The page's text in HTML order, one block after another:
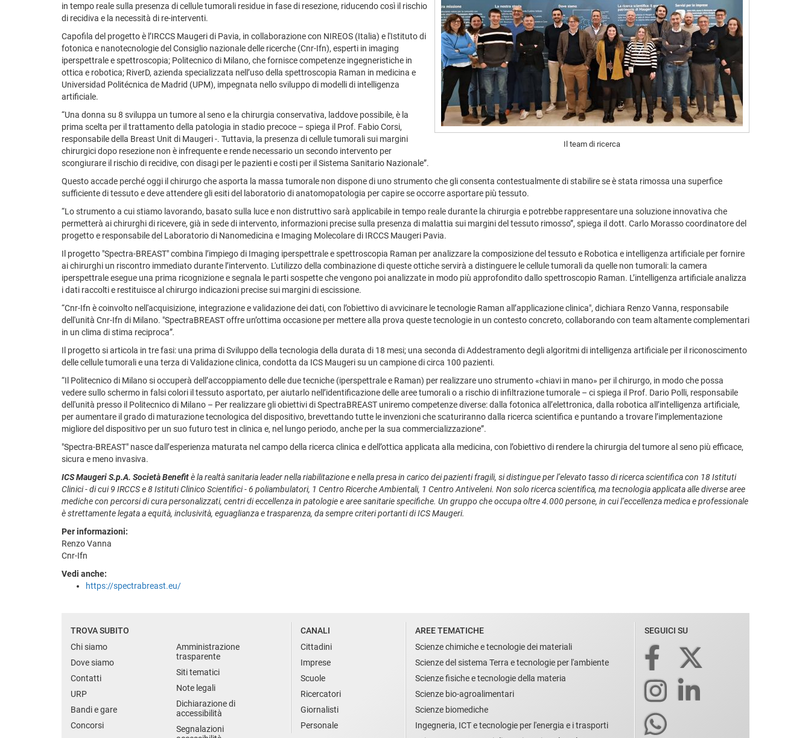
Il team di ricerca
in tempo reale sulla presenza di cellule tumorali residue in fase di resezione, riducendo così il rischio
di recidiva e la necessità di re-interventi.
Capofila del progetto è l’IRCCS Maugeri di Pavia, in collaborazione con NIREOS (Italia) e l'Istituto di
fotonica e nanotecnologie del Consiglio nazionale delle ricerche (Cnr-Ifn), esperti in imaging
iperspettrale e spettroscopia; Politecnico di Milano, che fornisce competenze ingegneristiche in
ottica e robotica; RiverD, azienda specializzata nell’uso della spettroscopia Raman in medicina e
Universidad Politécnica de Madrid (UPM), impegnata nello sviluppo di modelli di intelligenza
artificiale.
“Una donna su 8 sviluppa un tumore al seno e la chirurgia conservativa, laddove possibile, è la
prima scelta per il trattamento della patologia in stadio precoce – spiega il Prof. Fabio Corsi,
responsabile della Breast Unit di Maugeri -. Tuttavia, la presenza di cellule tumorali sui margini
chirurgici dopo resezione non è infrequente e rende necessario un secondo intervento per
scongiurare il rischio di recidive, con disagi per le pazienti e costi per il Sistema Sanitario Nazionale”.
Questo accade perché oggi il chirurgo che asporta la massa tumorale non dispone di uno strumento che gli consenta contestualmente di stabilire se è stata rimossa una superfice
sufficiente di tessuto e deve attendere gli esiti del laboratorio di anatomopatologia per capire se occorre asportare più tessuto.
“Lo strumento a cui stiamo lavorando, basato sulla luce e non distruttivo sarà applicabile in tempo reale durante la chirurgia e potrebbe rappresentare una soluzione innovativa che
permetterà ai chirurghi di ricevere, già in sede di intervento, informazioni precise sulla presenza di malattia sui margini del tessuto rimosso”, spiega il dott. Carlo Morasso coordinatore del
progetto e responsabile del Laboratorio di Nanomedicina e Imaging Molecolare di IRCCS Maugeri Pavia.
Il progetto "Spectra-BREAST" combina l’impiego di Imaging iperspettrale e spettroscopia Raman per analizzare la composizione del tessuto e Robotica e intelligenza artificiale per fornire
ai chirurghi un riscontro immediato durante l’intervento. L'utilizzo della combinazione di queste ottiche servirà a distinguere le cellule tumorali da quelle non tumorali: la camera
iperspettrale esegue una prima ricognizione e segnala le parti sospette che vengono poi analizzate in modo più approfondito dallo spettroscopio Raman. L’intelligenza artificiale analizza
i dati raccolti e restituisce al chirurgo indicazioni precise sui margini di escissione.
“Cnr-Ifn è coinvolto nell'acquisizione, integrazione e validazione dei dati, con l’obiettivo di avvicinare le tecnologie Raman all’applicazione clinica", dichiara Renzo Vanna, responsabile
dell'unità Cnr-Ifn di Milano. "SpectraBREAST offre un’ottima occasione per mettere alla prova queste tecnologie in un contesto concreto, collaborando con team altamente complementari
in un clima di stima reciproca”.
Il progetto si articola in tre fasi: una prima di Sviluppo della tecnologia della durata di 18 mesi; una seconda di Addestramento degli algoritmi di intelligenza artificiale per il riconoscimento
delle cellule tumorali e una terza di Validazione clinica, condotta da ICS Maugeri su un campione di circa 100 pazienti.
“Il Politecnico di Milano si occuperà dell’accoppiamento delle due tecniche (iperspettrale e Raman) per realizzare uno strumento «chiavi in mano» per il chirurgo, in modo che possa
vedere sullo schermo in falsi colori il tessuto asportato, per aiutarlo nell’identificazione delle aree tumorali o a rischio di infiltrazione tumorale – ci spiega il Prof. Dario Polli, responsabile
dell'unità presso il Politecnico di Milano – Per realizzare gli obiettivi di SpectraBREAST uniremo competenze diverse: dalla fotonica all’elettronica, dalla robotica all’intelligenza artificiale,
per aumentare il grado di maturazione tecnologica del dispositivo, brevettando tutte le invenzioni che scaturiranno dalla ricerca scientifica e puntando a trovare l’implementazione
migliore del dispositivo per un suo futuro test in clinica e, nel lungo periodo, anche per la sua commercializzazione”.
"Spectra-BREAST" nasce dall’esperienza maturata nel campo della ricerca clinica e dell’ottica applicata alla medicina, con l’obiettivo di rendere la chirurgia del tumore al seno più efficace,
sicura e meno invasiva.
ICS Maugeri S.p.A. Società Benefitè la realtà sanitaria leader nella riabilitazione e nella presa in carico dei pazienti fragili, si distingue per l’elevato tasso di ricerca scientifica con 18 Istituti
Clinici - di cui 9 IRCCS e 8 Istituti Clinico Scientifici - 6 poliambulatori, 1 Centro Ricerche Ambientali, 1 Centro Antiveleni. Non solo ricerca scientifica, ma tecnologia applicata alle diverse aree
mediche con percorsi di cura personalizzati, centri di eccellenza in patologie e aree sanitarie specifiche. Un gruppo che occupa oltre 4.000 persone, in cui l’eccellenza medica e professionale
è strettamente legata a equità, inclusività, eguaglianza e trasparenza, da sempre criteri portanti di ICS Maugeri.
Per informazioni:
Renzo Vanna
Cnr-Ifn
Vedi anche:
https://spectrabreast.eu/
TROVA SUBITO
Chi siamo
Dove siamo
Contatti
URP
Bandi e gare
Concorsi
Amministrazione
trasparente
Siti tematici
Note legali
Dichiarazione di
accessibilità
Segnalazioni
CANALI
Cittadini
Imprese
Scuole
Ricercatori
Giornalisti
Personale
AREE TEMATICHE
Scienze chimiche e tecnologie dei materiali
Scienze del sistema Terra e tecnologie per l'ambiente
Scienze fisiche e tecnologie della materia
Scienze bio-agroalimentari
Scienze biomediche
Ingegneria, ICT e tecnologie per l'energia e i trasporti
SEGUICI SU